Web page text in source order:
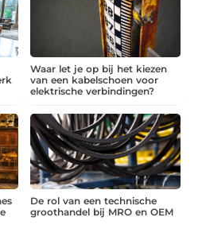
Waar let je op bij het kiezen
van een kabelschoen voor
elektrische verbindingen?
De rol van een technische
groothandel bij MRO en OEM